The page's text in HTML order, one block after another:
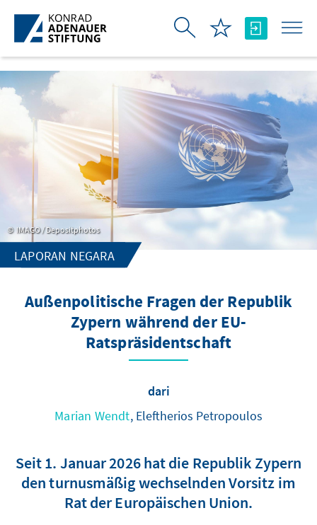
Skip to Main Content
IMAGO / Depositphotos
LAPORAN NEGARA
Außenpolitische Fragen der Republik
Zypern während der EU-
Ratspräsidentschaft
dari
Marian Wendt, Eleftherios Petropoulos
Seit 1. Januar 2026 hat die Republik Zypern
den turnusmäßig wechselnden Vorsitz im
Rat der Europäischen Union.